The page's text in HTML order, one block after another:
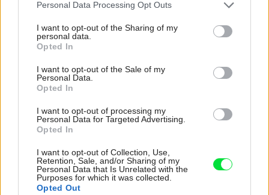
Please note that this website/app uses one or more Google
not limited to your visit or usage behaviour. You may click to
grant or deny consent to Google and its third-party tags to
use your data for below specified purposes in below Google
consent section.
Personal Data Processing Opt Outs
I want to opt-out of the Sharing of my
personal data.
Opted In
I want to opt-out of the Sale of my
Personal Data.
Opted In
I want to opt-out of processing my
Personal Data for Targeted Advertising.
Opted In
I want to opt-out of Collection, Use,
Retention, Sale, and/or Sharing of my
Personal Data that Is Unrelated with the
Purposes for which it was collected.
Opted Out
Najnovšie príspevky
stačil jeden prvok | Môjdom.sk
My napríklad labky utierame hneď pri dverách a doma pred dvere
používame tyčový ETA Terier…
Re: Takto sa rieši málo úložného miesta. V tomto byte
stačil jeden prvok | Môjdom.sk
Ale vždy, keď…
Re: Toto je najväčší mýtus pri ošetrení dreva a môže vás
vyjsť draho. Ako ho ochrániť pred hnitím a škodcami?